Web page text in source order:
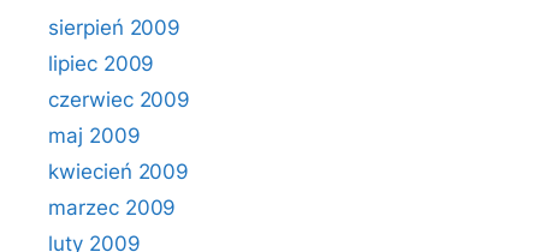
sierpień 2009
lipiec 2009
czerwiec 2009
maj 2009
kwiecień 2009
marzec 2009
luty 2009